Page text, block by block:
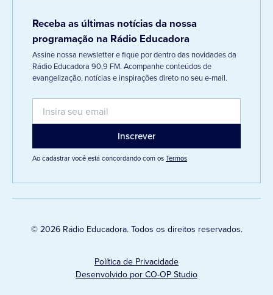
Receba as últimas notícias da nossa
programação na Rádio Educadora
Assine nossa newsletter e fique por dentro das novidades da
Rádio Educadora 90,9 FM. Acompanhe conteúdos de
evangelização, notícias e inspirações direto no seu e-mail.
Ao cadastrar você está concordando com osTermos
© 2026 Rádio Educadora. Todos os direitos reservados.
Política de Privacidade
Desenvolvido por CO-OP Studio